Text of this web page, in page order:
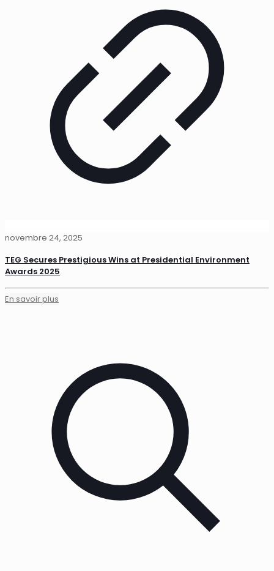
novembre 24, 2025
TEG Secures Prestigious Wins at Presidential Environment
Awards 2025
En savoir plus